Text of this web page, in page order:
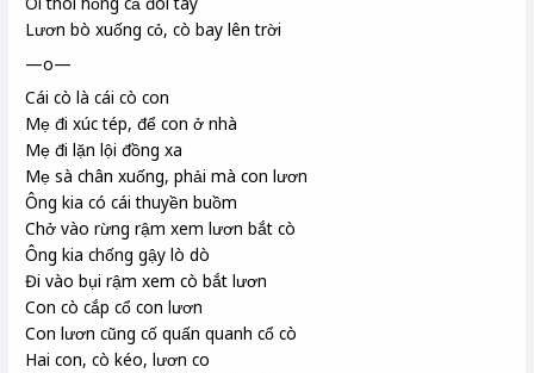
Lươn bò xuống cỏ, cò bay lên trời
—o—
Cái cò là cái cò con
Mẹ đi xúc tép, để con ở nhà
Mẹ đi lặn lội đồng xa
Mẹ sà chân xuống, phải mà con lươn
Ông kia có cái thuyền buồm
Chở vào rừng rậm xem lươn bắt cò
Ông kia chống gậy lò dò
Đi vào bụi rậm xem cò bắt lươn
Con cò cắp cổ con lươn
Con lươn cũng cố quấn quanh cổ cò
Hai con, cò kéo, lươn co